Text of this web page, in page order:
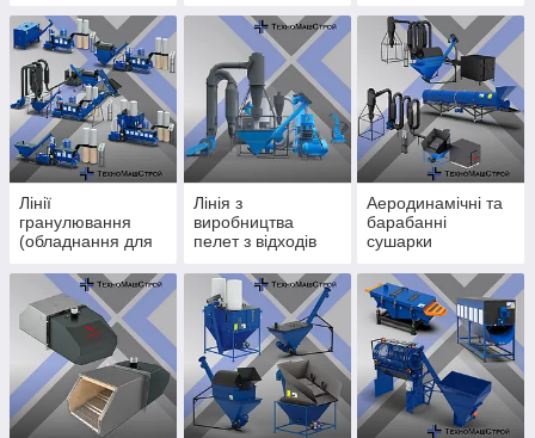
Лінії
гранулювання
(обладнання для
пелет і
комбікорми)
Лінія з
виробництва
пелет з відходів
Аеродинамічні та
барабанні
сушарки